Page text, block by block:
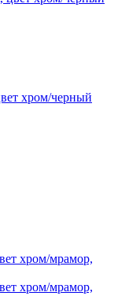
хром/черный